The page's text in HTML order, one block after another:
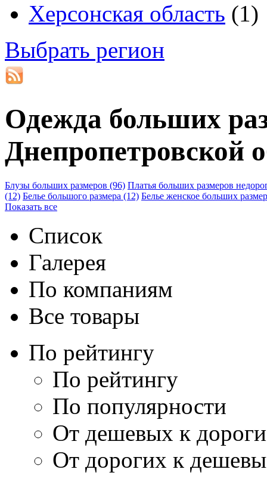
Херсонская область (1)
Выбрать регион
Одежда больших
Днепропетровской
Блузы больших размеров (96) Платья больших размеров
(12) Белье большого размера (12) Белье женское больших
Показать все
Список
Галерея
По компаниям
Все товары
По рейтингу
По рейтингу
По популярности
От дешевых к
От дорогих к